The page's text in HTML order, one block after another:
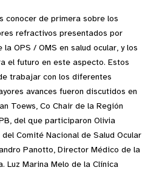
conocer de primera sobre los
refractivos presentados por
OPS / OMS en salud ocular, y los
el futuro en este aspecto. Estos
trabajar con los diferentes
avances fueron discutidos en
Toews, Co Chair de la Región
del que participaron Olivia
Comité Nacional de Salud Ocular
Panotto, Director Médico de la
Luz Marina Melo de la Clínica